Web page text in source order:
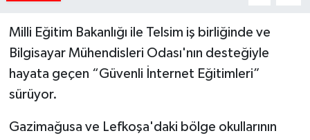
Milli Eğitim Bakanlığı ile Telsim iş birliğinde ve
Bilgisayar Mühendisleri Odası'nın desteğiyle
hayata geçen “Güvenli İnternet Eğitimleri”
sürüyor.
Gazimağusa ve Lefkoşa'daki bölge okullarının